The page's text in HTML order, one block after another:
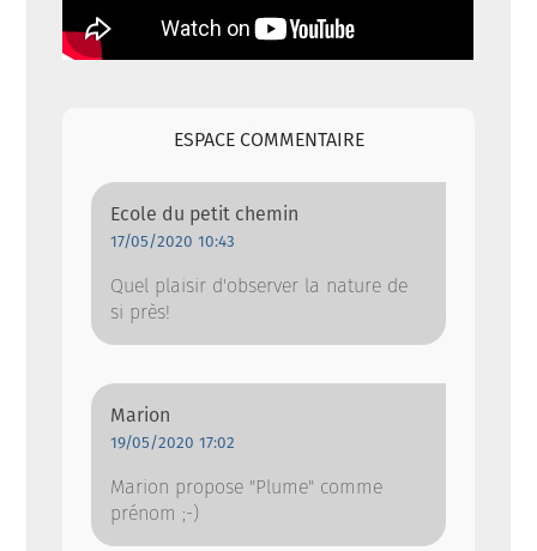
ESPACE COMMENTAIRE
Ecole du petit chemin
17/05/2020 10:43
Quel plaisir d'observer la nature de
si près!
Marion
19/05/2020 17:02
Marion propose "Plume" comme
prénom ;-)